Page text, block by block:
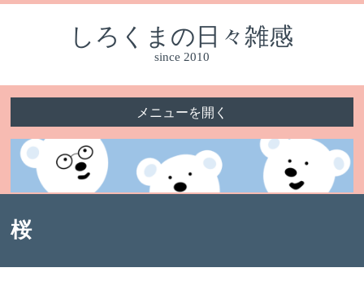
しろくまの日々雑感
since 2010
メニューを開く
桜